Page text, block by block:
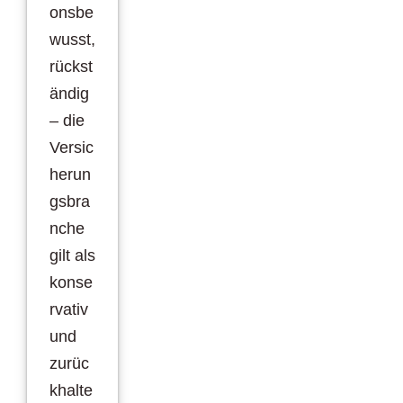
onsbe
wusst,
rückst
ändig
– die
Versic
herun
gsbra
nche
gilt als
konse
rvativ
und
zurüc
khalte